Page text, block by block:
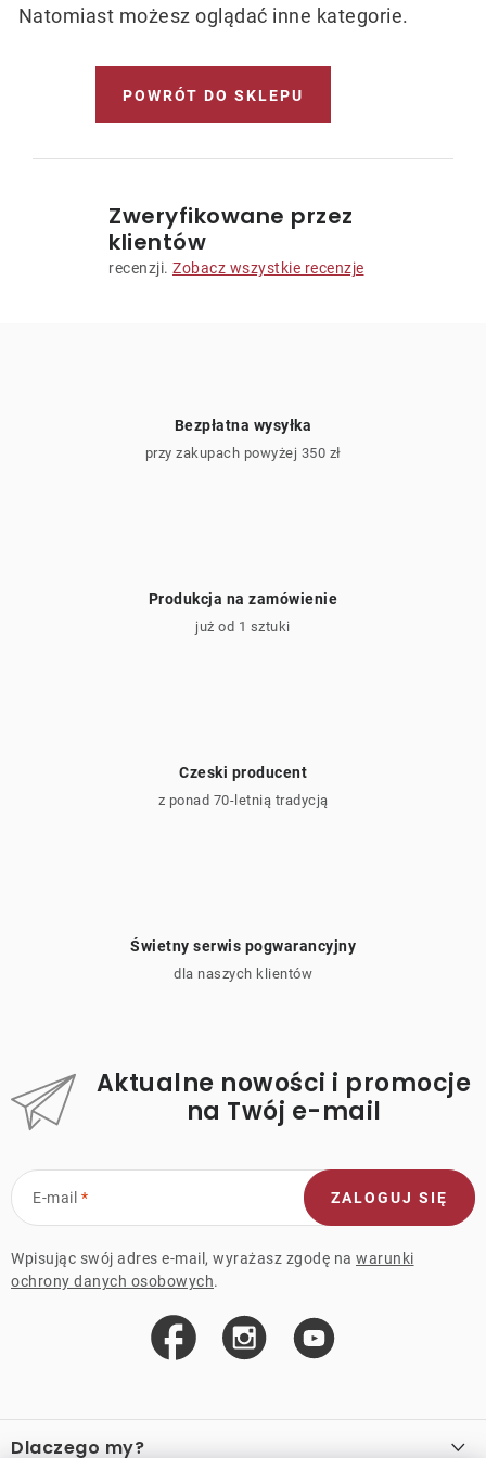
Leżaki
Produkty gastronomiczne
Kolekcja
Natomiast możesz oglądać inne kategorie.
POWRÓT DO SKLEPU
Zweryfikowane przez
klientów
recenzji. Zobacz wszystkie recenzje
Bezpłatna wysyłka
przy zakupach powyżej 350 zł
Produkcja na zamówienie
już od 1 sztuki
Czeski producent
z ponad 70-letnią tradycją
Świetny serwis pogwarancyjny
dla naszych klientów
Aktualne nowości i promocje
na Twój e-mail
E-mail
Wpisując swój adres e-mail, wyrażasz zgodę na warunki
ochrony danych osobowych.
ZALOGUJ SIĘ
t
Dlaczego my?